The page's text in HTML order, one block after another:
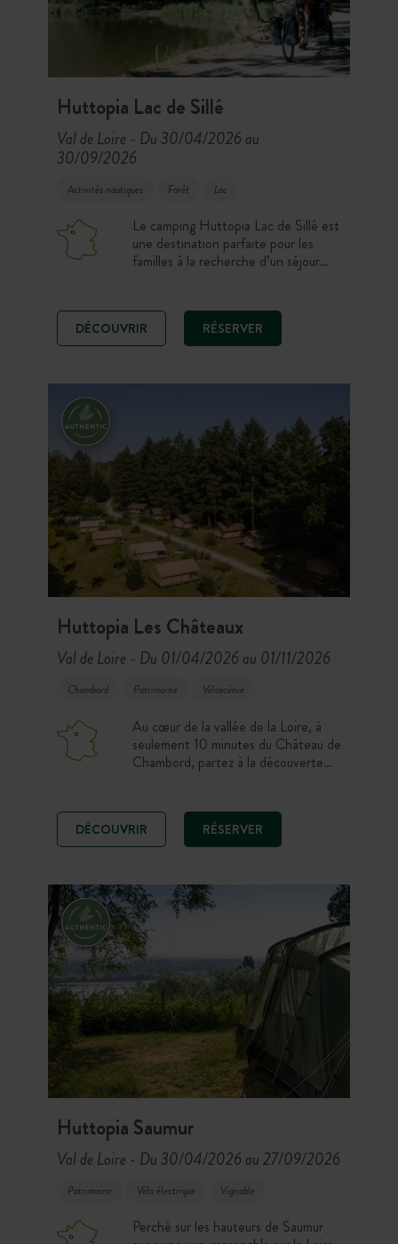
Huttopia Lac de Sillé
Val de Loire - Du 30/04/2026 au
30/09/2026
Activités nautiques Forêt Lac
Le camping Huttopia Lac de Sillé est
une destination parfaite pour les
familles à la recherche d’un séjour
sa proximité immédiate de la base de
loisirs de Sillé-Plage, il offre une
expérience de vacances dynamiques,
DÉCOUVRIR RÉSERVER
Huttopia Les Châteaux
Val de Loire - Du 01/04/2026 au 01/11/2026
Chambord Patrimoine Véloscénie
Au cœur de la vallée de la Loire, à
seulement 10 minutes du Château de
Chambord, partez à la découverte
d’exception, balades à vélo ou en
canoë le long de la Loire, et
moments de détente en pleine
inoubliable.
DÉCOUVRIR RÉSERVER
Huttopia Saumur
Val de Loire - Du 30/04/2026 au 27/09/2026
Patrimoine Vélo électrique Vignoble
Perché sur les hauteurs de Saumur